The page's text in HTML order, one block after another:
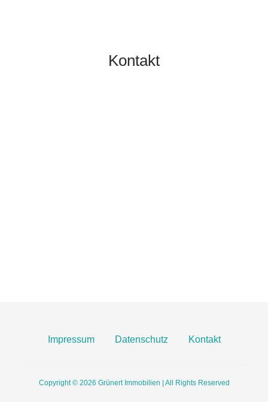
Kontakt
Impressum Datenschutz Kontakt
Copyright © 2026 Grünert Immobilien | All Rights Reserved